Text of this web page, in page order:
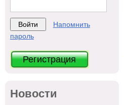
Напомнить
пароль
Регистрация
Новости